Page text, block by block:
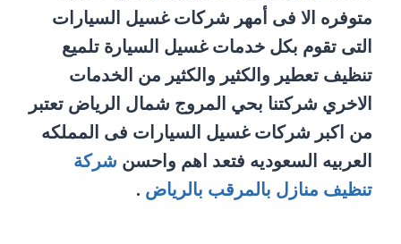
متوفره الا فى أمهر شركات غسيل السيارات
التى تقوم بكل خدمات غسيل السيارة تلميع
تنظيف تعطير والكثير والكثير من الخدمات
الاخري شركتنا بحي المروج شمال الرياض تعتبر
من اكبر شركات غسيل السيارات فى المملكه
العربيه السعوديه فتعد اهم واحسن شركة
تنظيف منازل بالمرقب بالرياض .